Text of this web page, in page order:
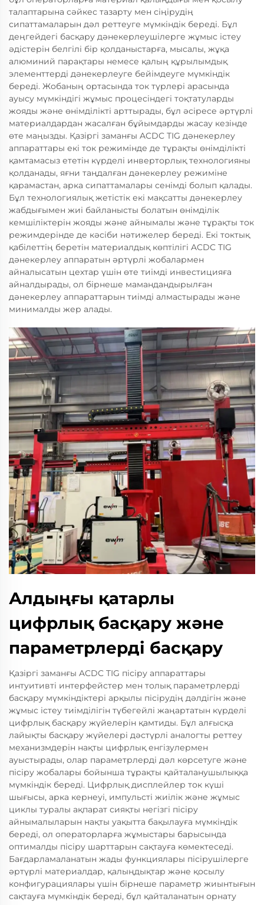
талаптарына сәйкес тазарту мен сіңірудің
сипаттамаларын дәл реттеуге мүмкіндік береді. Бұл
деңгейдегі басқару дәнекерлеушілерге жұмыс істеу
әдістерін белгілі бір қолданыстарға, мысалы, жұқа
алюминий парақтары немесе қалың құрылымдық
элементтерді дәнекерлеуге бейімдеуге мүмкіндік
береді. Жобаның ортасында ток түрлері арасында
ауысу мүмкіндігі жұмыс процесіндегі тоқтатуларды
жояды және өнімділікті арттырады, бұл әсіресе әртүрлі
материалдардан жасалған бұйымдарды жасау кезінде
өте маңызды. Қазіргі заманғы ACDC TIG дәнекерлеу
аппараттары екі ток режимінде де тұрақты өнімділікті
қамтамасыз ететін күрделі инверторлық технологияны
қолданады, яғни таңдалған дәнекерлеу режиміне
қарамастан, арка сипаттамалары сенімді болып қалады.
Бұл технологиялық жетістік екі мақсатты дәнекерлеу
жабдығымен жиі байланысты болатын өнімділік
кемшіліктерін жояды және айнымалы және тұрақты ток
режимдерінде де кәсіби нәтижелер береді. Екі токтық
қабілеттің беретін материалдық көптілігі ACDC TIG
дәнекерлеу аппаратын әртүрлі жобалармен
айналысатын цехтар үшін өте тиімді инвестицияға
айналдырады, ол бірнеше мамандандырылған
дәнекерлеу аппараттарын тиімді алмастырады және
минималды жер алады.
Алдыңғы қатарлы
цифрлық басқару және
параметрлерді басқару
Қазіргі заманғы ACDC TIG пісіру аппараттары
интуитивті интерфейстер мен толық параметрлерді
басқару мүмкіндіктері арқылы пісірудің дәлдігін және
жұмыс істеу тиімділігін түбегейлі жаңартатын күрделі
цифрлық басқару жүйелерін қамтиды. Бұл алғысқа
лайықты басқару жүйелері дәстүрлі аналогты реттеу
механизмдерін нақты цифрлық енгізулермен
ауыстырады, олар параметрлерді дәл көрсетуге және
пісіру жобалары бойынша тұрақты қайталанушылыққа
мүмкіндік береді. Цифрлық дисплейлер ток күші
шығысы, арка кернеуі, импульсті жиілік және жұмыс
циклы туралы ақпарат сияқты негізгі пісіру
айнымалыларын нақты уақытта бақылауға мүмкіндік
береді, ол операторларға жұмыстары барысында
оптималды пісіру шарттарын сақтауға көмектеседі.
Бағдарламаланатын жады функциялары пісірушілерге
әртүрлі материалдар, қалыңдықтар және қосылу
конфигурациялары үшін бірнеше параметр жиынтығын
сақтауға мүмкіндік береді, бұл қайталанатын орнату